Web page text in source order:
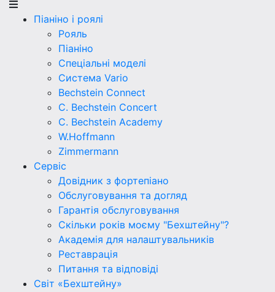
Піаніно і роялі
Рояль
Піаніно
Спеціальні моделі
Система Vario
Bechstein Connect
C. Bechstein Concert
C. Bechstein Academy
W.Hoffmann
Zimmermann
Сервіс
Довідник з фортепіано
Обслуговування та догляд
Гарантія обслуговування
Скільки років моєму "Бехштейну"?
Академія для налаштувальників
Реставрація
Питання та відповіді
Світ «Бехштейну»